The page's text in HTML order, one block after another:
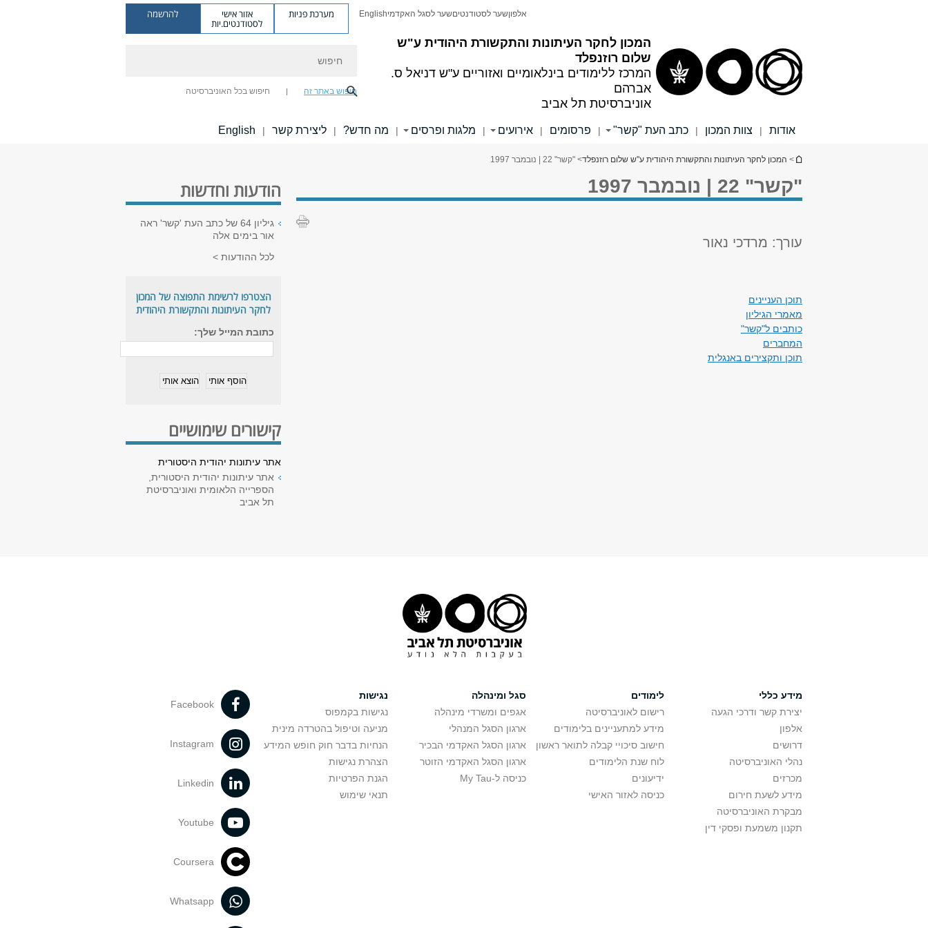
המכון לחקר העיתונות והתקשורת היהודית ע"ש
שלום רוזנפלד
המרכז ללימודים בינלאומיים ואזוריים ע"ש דניאל ס.
אברהם
אוניברסיטת תל אביב
אלפוןשער לסטודנטיםשער לסגל האקדמיEnglish מערכת פניות אזור אישי
לסטודנטים.יות
להרשמה
חיפוש באתר זה חיפוש בכל האוניברסיטה
אודות | צוות המכון | כתב העת "קשר" | פרסומים | אירועים | מלגות ופרסים | מה חדש? | ליצירת קשר |
English
הינך נמצא כאן
> המכון לחקר העיתונות והתקשורת היהודית ע"ש שלום רוזנפלד> "קשר" 22 | נובמבר 1997
"קשר" 22 | נובמבר 1997
עורך: מרדכי נאור
תוכן העניינים
מאמרי הגיליון
כותבים ל"קשר"
המחברים
תוכן ותקצירים באנגלית
הודעות וחדשות
גיליון 64 של כתב העת 'קשר' ראה
אור בימים אלה
לכל ההודעות
הצטרפו לרשימת התפוצה של המכון
לחקר העיתונות והתקשורת היהודית
כתובת המייל שלך:
קישורים שימושיים
אתר עיתונות יהודית היסטורית
אתר עיתונות יהודית היסטורית,
הספרייה הלאומית ואוניברסיטת
תל אביב
מידע כללי
יצירת קשר ודרכי הגעה
אלפון
דרושים
נהלי האוניברסיטה
מכרזים
מידע לשעת חירום
מבקרת האוניברסיטה
תקנון משמעת ופסקי דין
לימודים
רישום לאוניברסיטה
מידע למתעניינים בלימודים
חישוב סיכויי קבלה לתואר ראשון
לוח שנת הלימודים
ידיעונים
כניסה לאזור האישי
סגל ומינהלה
אגפים ומשרדי מינהלה
ארגון הסגל המנהלי
ארגון הסגל האקדמי הבכיר
ארגון הסגל האקדמי הזוטר
כניסה ל-My Tau
נגישות
נגישות בקמפוס
מניעה וטיפול בהטרדה מינית
הנחיות בדבר חוק חופש המידע
הצהרת נגישות
הגנת הפרטיות
תנאי שימוש
Facebook
Instagram
Linkedin
Youtube
Coursera
Whatsapp